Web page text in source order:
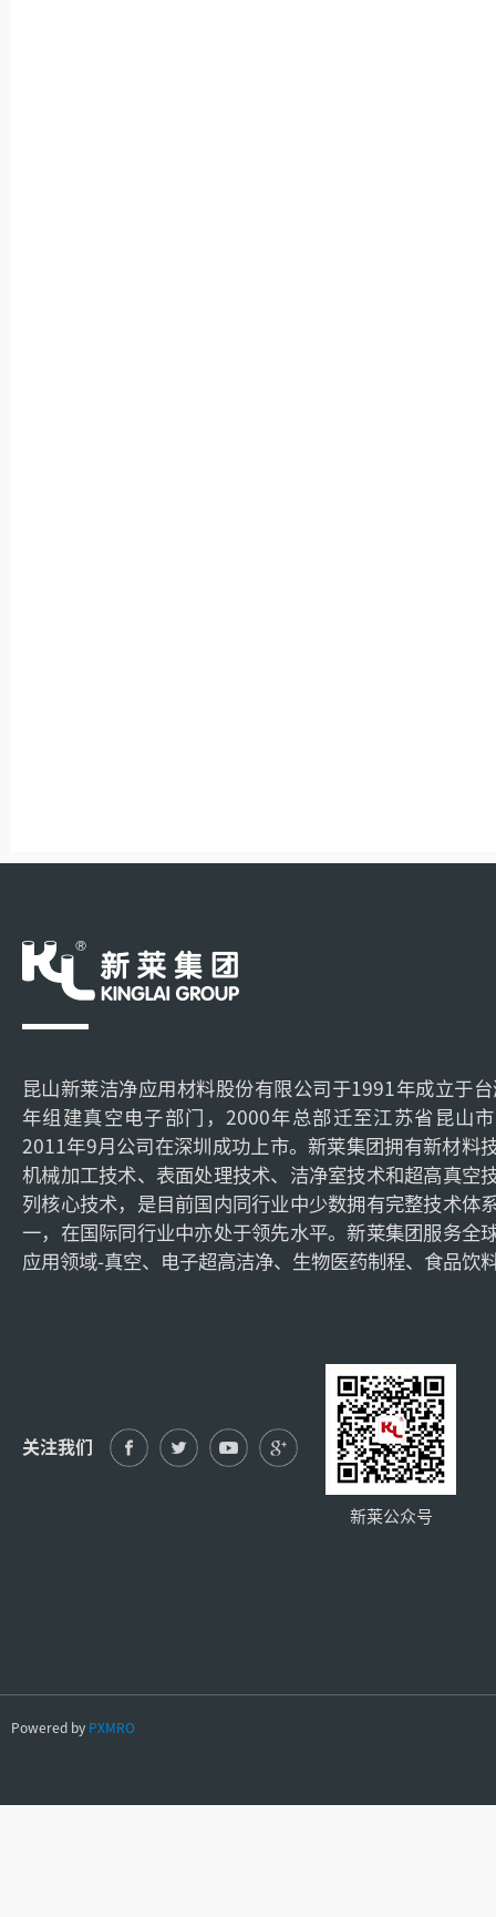
昆山新莱洁净应用材料股份有限公司于1991年成立于
年组建真空电子部门，2000年总部迁至江苏省昆山
2011年9月公司在深圳成功上市。新莱集团拥有新材料
机械加工技术、表面处理技术、洁净室技术和超高真空
列核心技术，是目前国内同行业中少数拥有完整技术体
一，在国际同行业中亦处于领先水平。新莱集团服务全
应用领域-真空、电子超高洁净、生物医药制程、食品饮
关注我们
新莱公众号
Powered by PXMRO